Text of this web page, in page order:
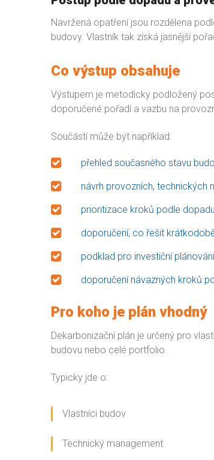
Navržená opatření jsou rozdělena
budovy. Vlastník tak získá jasnější
Co výstup obsahuje
Výstupem je metodicky podložený
doporučené pořadí a vazbu na
Součástí může být například:
přehled současného stavu
návrh provozních, technických
prioritizace kroků podle
doporučení, co řešit
podklad pro investiční
doporučení návazných kroků
Pro koho je plán vhodný
Dekarbonizační plán je určený pro
budovu nebo celé portfolio.
Typicky jde o:
Vlastníci budov
Technický management